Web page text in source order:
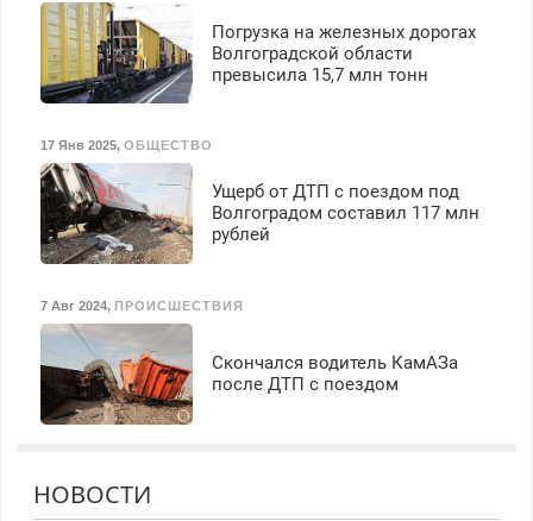
Погрузка на железных дорогах
Волгоградской области
превысила 15,7 млн тонн
17 Янв 2025, ОБЩЕСТВО
Ущерб от ДТП с поездом под
Волгоградом составил 117 млн
рублей
7 Авг 2024, ПРОИСШЕСТВИЯ
Скончался водитель КамАЗа
после ДТП с поездом
НОВОСТИ